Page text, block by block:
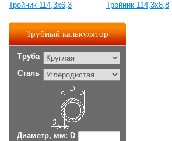
Тройник 114,3х6,3 Тройник 114,3х8,8
Трубный калькулятор
Труба
Сталь
Диаметр, мм: D